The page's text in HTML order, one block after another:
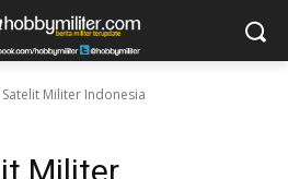
Militer Indonesia
Militer